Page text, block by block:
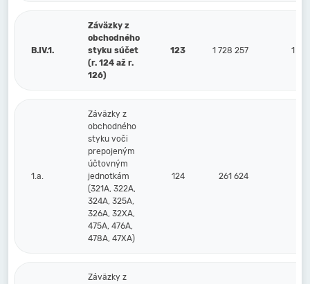
B.IV.1.
Záväzky z
obchodného
styku súčet
(r. 124 až r.
126)
123 1 728 257 1
1.a.
Záväzky z
obchodného
styku voči
prepojeným
účtovným
jednotkám
(321A, 322A,
324A, 325A,
326A, 32XA,
475A, 476A,
478A, 47XA)
124 261 624
Záväzky z